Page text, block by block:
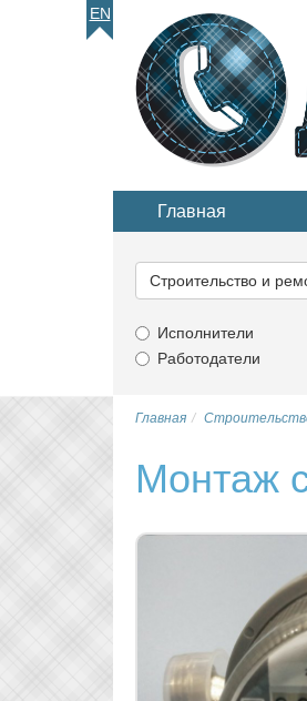
EN
Главная
категорию...
Строительство и
Исполнители
Работодатели
Главная
Монтаж